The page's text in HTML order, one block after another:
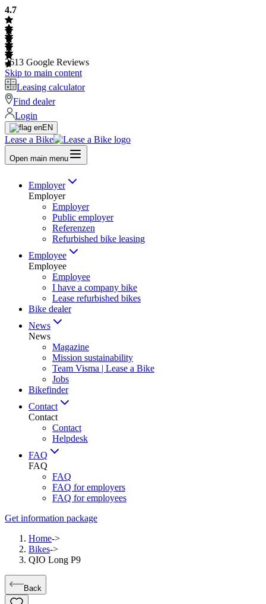
4.7
2613 Google Reviews
Skip to main content
Leasing calculator
Find dealer
Login
EN
Lease a Bike
Open main menu
Employer
Employer
Employer
Public employer
Referenzen
Refurbished bike leasing
Employee
Employee
Employee
I have a company bike
Lease refurbished bikes
Bike dealer
News
News
Magazine
Mission sustainability
Team Visma | Lease a Bike
Jobs
Bikefinder
Contact
Contact
Contact
Helpdesk
FAQ
FAQ
FAQ
FAQ for employers
FAQ for employees
Get information package
Home->
Bikes->
QIO Long P9
Back